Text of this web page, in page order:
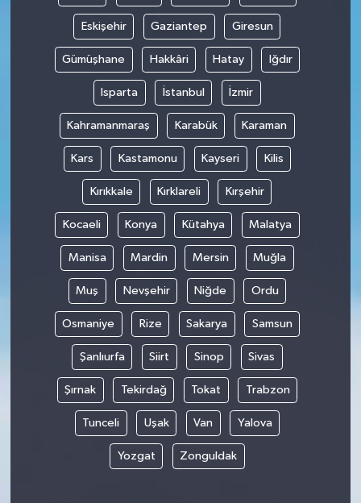
Eskişehir Gaziantep Giresun
Gümüşhane Hakkâri Hatay Iğdır
Isparta İstanbul İzmir
Kahramanmaraş Karabük Karaman
Kars Kastamonu Kayseri Kilis
Kırıkkale Kırklareli Kırşehir
Kocaeli Konya Kütahya Malatya
Manisa Mardin Mersin Muğla
Muş Nevşehir Niğde Ordu
Osmaniye Rize Sakarya Samsun
Şanlıurfa Siirt Sinop Sivas
Şırnak Tekirdağ Tokat Trabzon
Tunceli Uşak Van Yalova
Yozgat Zonguldak